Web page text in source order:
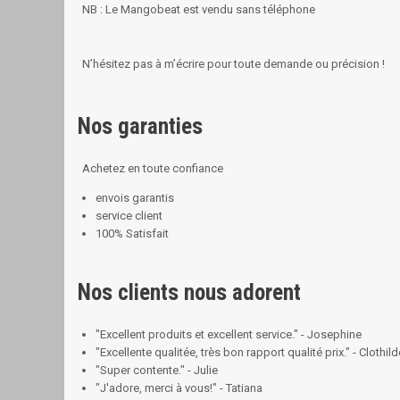
NB : Le Mangobeat est vendu sans téléphone
N’hésitez pas à m’écrire pour toute demande ou précision !
Nos garanties
Achetez en toute confiance
envois garantis
service client
100% Satisfait
Nos clients nous adorent
"Excellent produits et excellent service." - Josephine
"Excellente qualitée, très bon rapport qualité prix." -
"Super contente." - Julie
"J'adore, merci à vous!" - Tatiana